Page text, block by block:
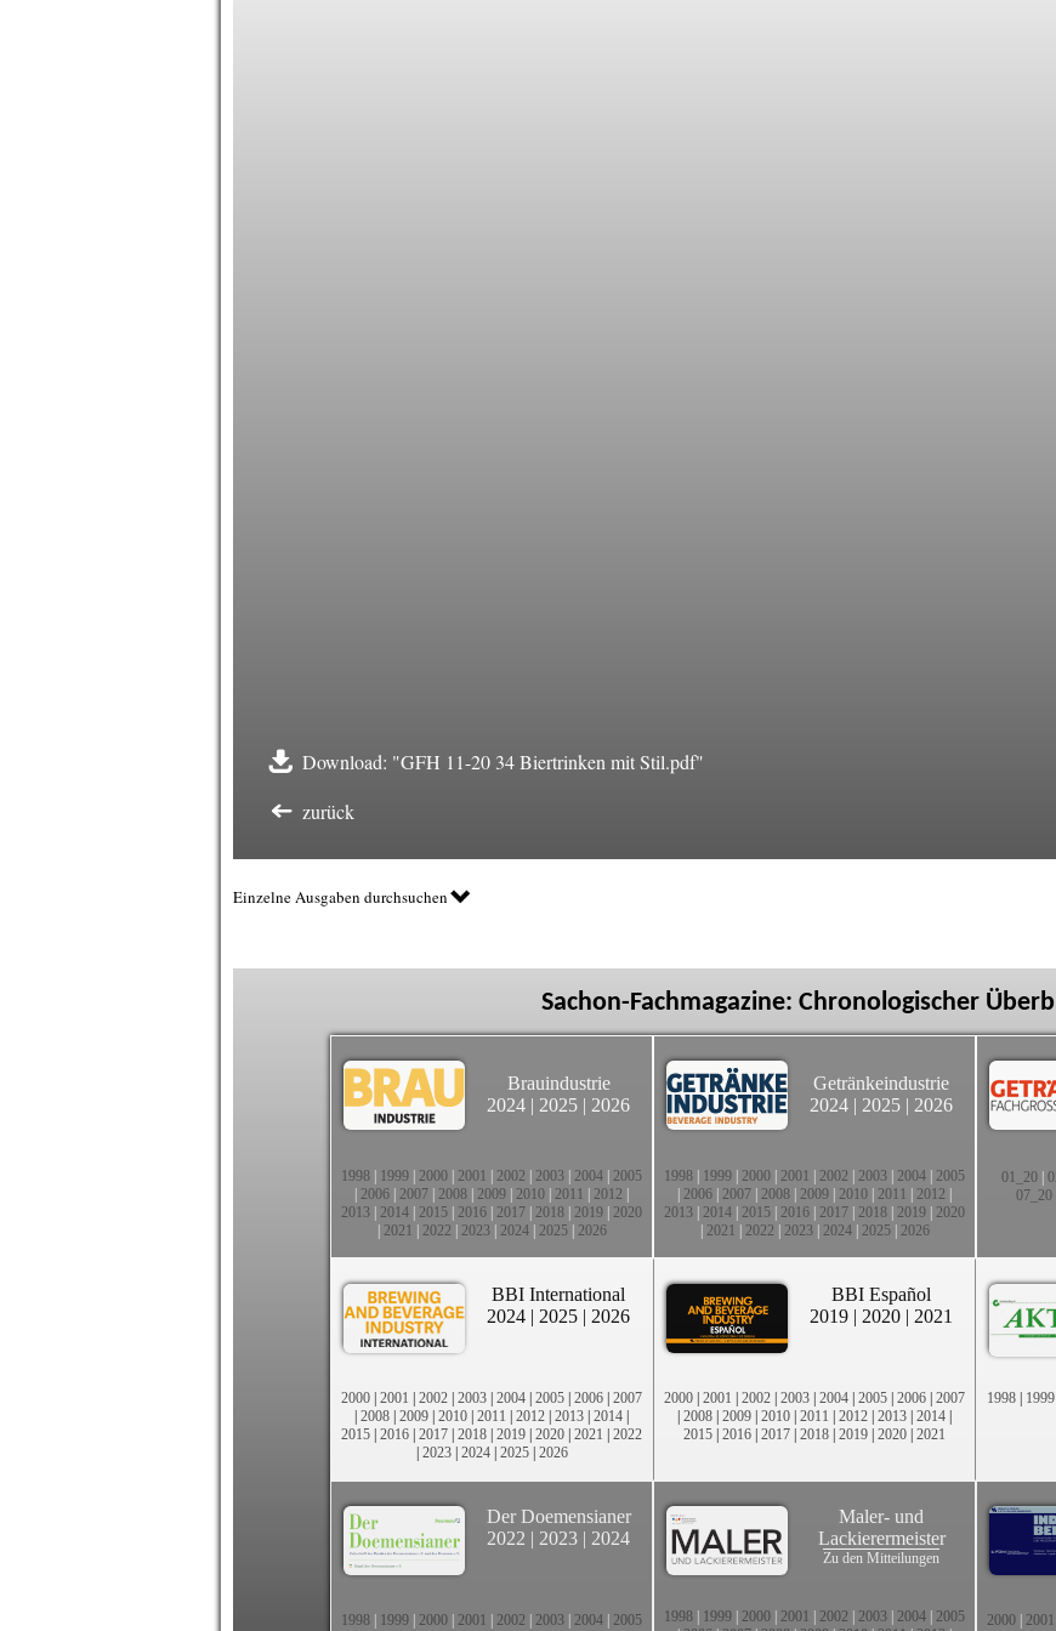
Download: "GFH 11-20 34 Biertrinken mit Stil.pdf"
zurück
Einzelne Ausgaben durchsuchen
Sachon-Fachmagazine: Chronologischer
Brauindustrie
2024 | 2025 | 2026
1998 1999 2000 2001 2002 2003 2004 2005
2006 2007 2008 2009 2010 2011 2012
2013 2014 2015 2016 2017 2018 2019 2020
2021 2022 2023| 2024| 2025| 2026
Getränkeindustrie
2024 | 2025 | 2026
1998 1999 2000 2001 2002 2003 2004 2005
2006 2007 2008 2009 2010 2011 2012
2013 2014 2015 2016 2017 2018 2019 2020
2021 2022 2023| 2024| 2025| 2026
01_20|
07_20
BBI International
2024 | 2025 | 2026
2000 | 2001 | 2002 | 2003 | 2004 | 2005 | 2006 | 2007
| 2008 | 2009 | 2010 | 2011 | 2012 | 2013 | 2014 |
2015 | 2016 | 2017 | 2018 | 2019 | 2020 | 2021 | 2022
| 2023| 2024| 2025| 2026
BBI Español
2019 | 2020 | 2021
2000 | 2001 | 2002 | 2003 | 2004 | 2005 | 2006 | 2007
| 2008 | 2009 | 2010 | 2011 | 2012 | 2013 | 2014 |
2015 | 2016 | 2017 | 2018 | 2019 | 2020 | 2021
1998 | 1999
Der Doemensianer
2022 | 2023 | 2024
1998 1999 2000 2001 2002 2003 2004 2005
Maler- und
Lackierermeister
Zu den Mitteilungen
1998 1999 2000 2001 2002 2003 2004 2005
2000 2001